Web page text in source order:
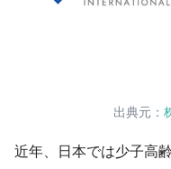
出典元：
近年、日本では少子高